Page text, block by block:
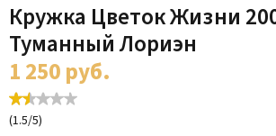
Кружка Цветок Жизни
Туманный Лориэн
1 250руб.
(1.5/5)